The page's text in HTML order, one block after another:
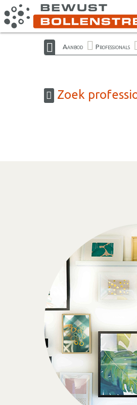
Aanbod Professionals
Zoek